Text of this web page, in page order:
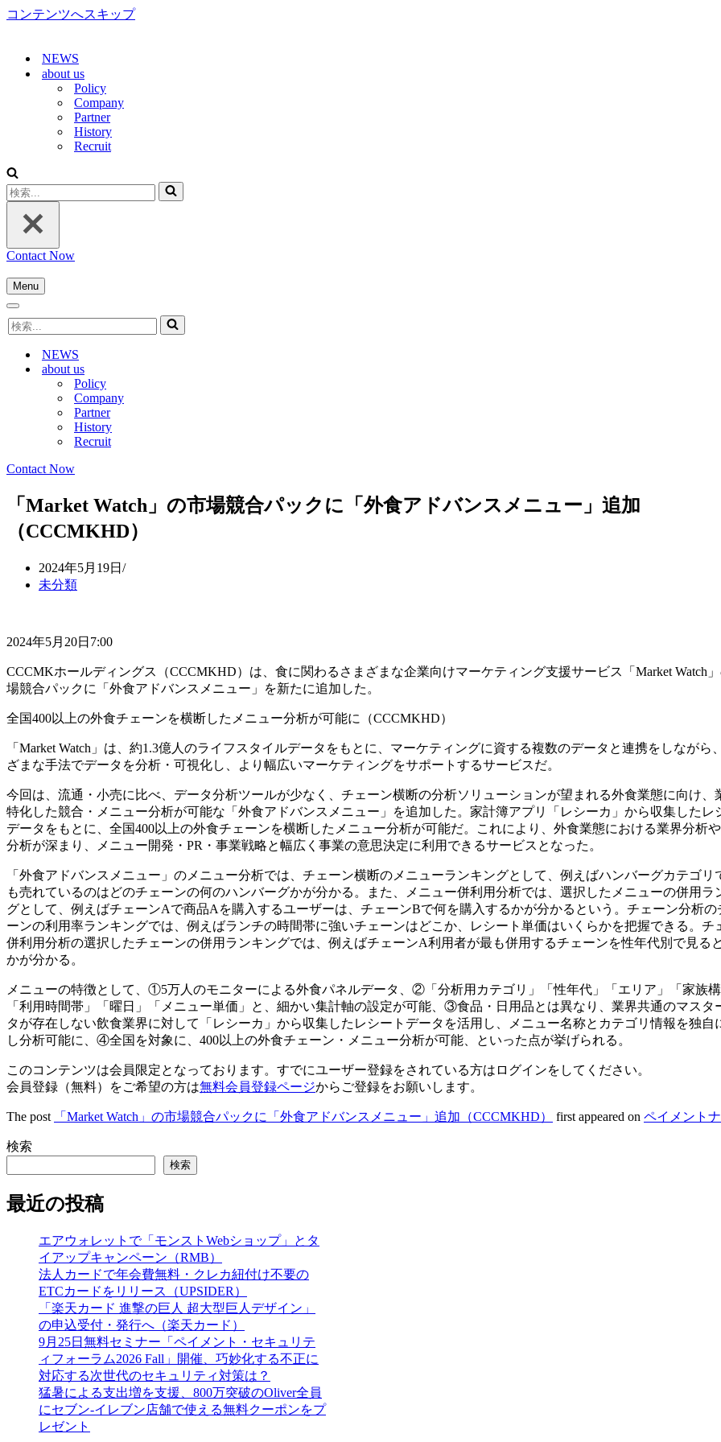
コンテンツへスキップ
NEWS
about us
Policy
Company
Partner
History
Recruit
検
索...
Contact Now
Menu
ナ
ゲ
シ
ョ
ナ
ビ
検
索...
NEWS
about us
Policy
Company
Partner
History
Recruit
Contact Now
「Market Watch」の市場競合パックに「外食アドバンスメニュー」追加
（CCCMKHD）
2024年5月19日
未分類
2024年5月20日7:00
CCCMKホールディングス（CCCMKHD）は、食に関わるさまざまな企業向けマーケティング支援サービス「Market Watch
場競合パックに「外食アドバンスメニュー」を新たに追加した。
全国400以上の外食チェーンを横断したメニュー分析が可能に（CCCMKHD）
「Market Watch」は、約1.3億人のライフスタイルデータをもとに、マーケティングに資する複数のデータと連携をしながら
ざまな手法でデータを分析・可視化し、より幅広いマーケティングをサポートするサービスだ。
今回は、流通・小売に比べ、データ分析ツールが少なく、チェーン横断の分析ソリューションが望まれる外食業態に向け、
特化した競合・メニュー分析が可能な「外食アドバンスメニュー」を追加した。家計簿アプリ「レシーカ」から収集したレ
データをもとに、全国400以上の外食チェーンを横断したメニュー分析が可能だ。これにより、外食業態における業界分析
分析が深まり、メニュー開発・PR・事業戦略と幅広く事業の意思決定に利用できるサービスとなった。
「外食アドバンスメニュー」のメニュー分析では、チェーン横断のメニューランキングとして、例えばハンバーグカテゴリ
も売れているのはどのチェーンの何のハンバーグかが分かる。また、メニュー併利用分析では、選択したメニューの併用ラ
グとして、例えばチェーンAで商品Aを購入するユーザーは、チェーンBで何を購入するかが分かるという。チェーン分析の
ーンの利用率ランキングでは、例えばランチの時間帯に強いチェーンはどこか、レシート単価はいくらかを把握できる。チ
併利用分析の選択したチェーンの併用ランキングでは、例えばチェーンA利用者が最も併用するチェーンを性年代別で見る
かが分かる。
メニューの特徴として、①5万人のモニターによる外食パネルデータ、②「分析用カテゴリ」「性年代」「エリア」「家族
「利用時間帯」「曜日」「メニュー単価」と、細かい集計軸の設定が可能、③食品・日用品とは異なり、業界共通のマスタ
タが存在しない飲食業界に対して「レシーカ」から収集したレシートデータを活用し、メニュー名称とカテゴリ情報を独自
し分析可能に、④全国を対象に、400以上の外食チェーン・メニュー分析が可能、といった点が挙げられる。
このコンテンツは会員限定となっております。すでにユーザー登録をされている方はログインをしてください。
会員登録（無料）をご希望の方は無料会員登録ページからご登録をお願いします。
The post 「Market Watch」の市場競合パックに「外食アドバンスメニュー」追加（CCCMKHD） first appeared on ペイメント
検索
検索
最近の投稿
エアウォレットで「モンストWebショップ」とタ
イアップキャンペーン（RMB）
法人カードで年会費無料・クレカ紐付け不要の
ETCカードをリリース（UPSIDER）
「楽天カード 進撃の巨人 超大型巨人デザイン」
の申込受付・発行へ（楽天カード）
9月25日無料セミナー「ペイメント・セキュリテ
ィフォーラム2026 Fall」開催、巧妙化する不正に
対応する次世代のセキュリティ対策は？
猛暑による支出増を支援、800万突破のOliver全員
にセブン‐イレブン店舗で使える無料クーポンをプ
レゼント